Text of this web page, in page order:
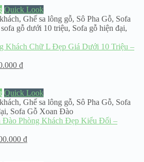
Quick Look
, Ghế sa lông gỗ, Sô Pha Gỗ, Sofa
sofa gỗ dưới 10 triệu, Sofa gỗ hiện đại,
Khách Chữ L Đẹp Giá Dưới 10 Triệu –
₫
Quick Look
, Ghế sa lông gỗ, Sô Pha Gỗ, Sofa
, Sofa Gỗ Xoan Đào
Đào Phòng Khách Đẹp Kiểu Đối –
₫